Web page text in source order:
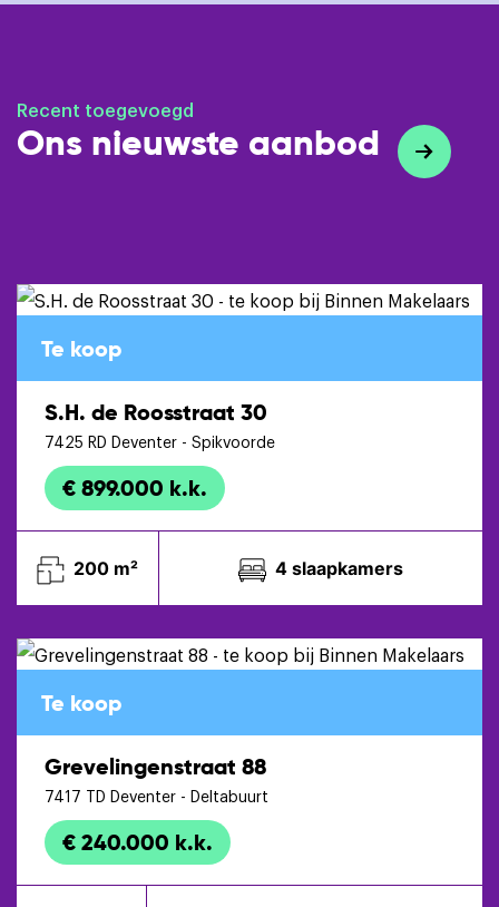
Recent toegevoegd
Ons nieuwste aanbod
Te koop
S.H. de Roosstraat 30
7425 RD Deventer - Spikvoorde
€ 899.000 k.k.
200 m² 4 slaapkamers
Te koop
Grevelingenstraat 88
7417 TD Deventer - Deltabuurt
€ 240.000 k.k.